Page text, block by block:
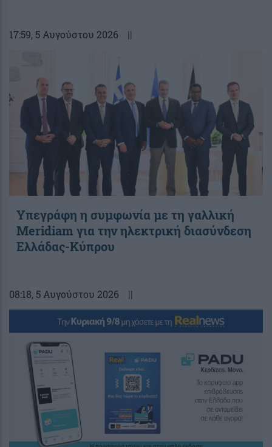
17:59, 5 Αυγούστου 2026 ||
Υπεγράφη η συμφωνία με τη γαλλική
Meridiam για την ηλεκτρική διασύνδεση
Ελλάδας-Κύπρου
08:18, 5 Αυγούστου 2026 ||